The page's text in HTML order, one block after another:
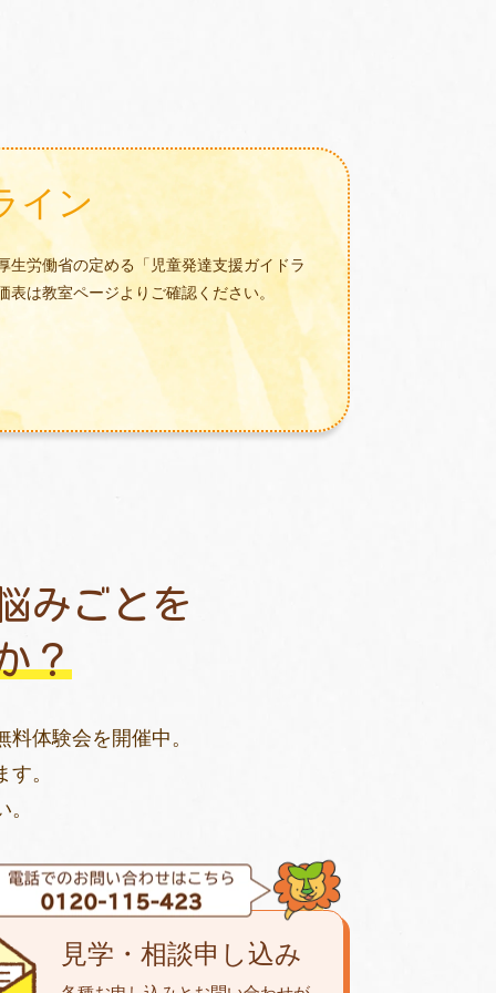
イン
労働省の定める「児童発達支援ガイドラ
は教室ページよりご確認ください。
みごとを
？
体験会を開催中。
。
見学・相談申し込み